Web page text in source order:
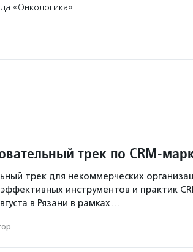
«Онкологика».
трек по CRM-
трек для некоммерческих
инструментов и практик
в Рязани в рамках…